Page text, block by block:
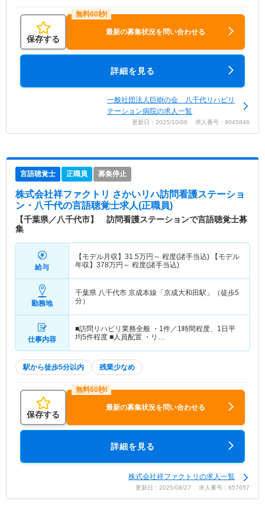
保存する
最新の募集状況を問い合わせる
詳細を見る
一般社団法人巨樹の会 八千代リハビリ
テーション病院の求人一覧
更新日：2025/10/08 求人番号：9045846
言語聴覚士 正職員 募集停止
株式会社祥ファクトリ さかいリハ訪問看護ステーショ
ン・八千代の言語聴覚士求人(正職員)
【千葉県／八千代市】 訪問看護ステーションで言語聴覚士募
集
給与
【モデル月収】 31.5万円～ 程度(諸手当込) 【モデル
年収】 378万円～ 程度(諸手当込)
勤務地
千葉県 八千代市 京成本線「京成大和田駅」（徒歩5
分）
仕事内容
■訪問リハビリ業務全般 ・1件／1時間程度、1日平
均5件程度 ■人員配置 ・リ…
駅から徒歩5分以内 残業少なめ
保存する
最新の募集状況を問い合わせる
詳細を見る
株式会社祥ファクトリの求人一覧
更新日：2025/08/27 求人番号：657657